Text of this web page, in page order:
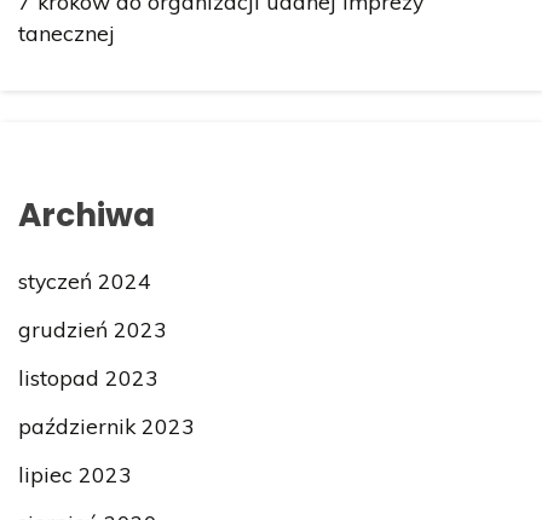
tanecznej
Archiwa
styczeń 2024
grudzień 2023
listopad 2023
październik 2023
lipiec 2023